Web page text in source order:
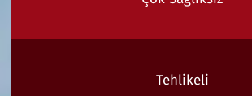
Tehlikeli